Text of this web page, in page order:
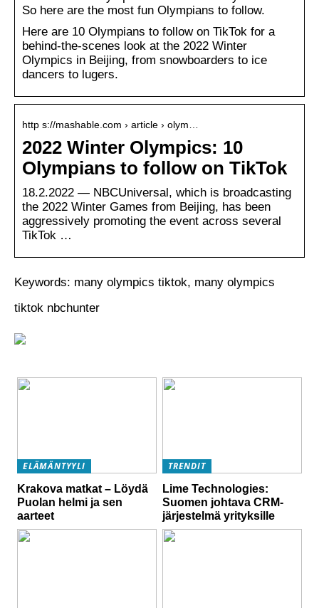
So here are the most fun Olympians to follow.
Here are 10 Olympians to follow on TikTok for a
behind-the-scenes look at the 2022 Winter
Olympics in Beijing, from snowboarders to ice
dancers to lugers.
http s://mashable.com › article › olym…
2022 Winter Olympics: 10
Olympians to follow on TikTok
18.2.2022 — NBCUniversal, which is broadcasting
the 2022 Winter Games from Beijing, has been
aggressively promoting the event across several
TikTok …
Keywords: many olympics tiktok, many olympics
tiktok nbchunter
ELÄMÄNTYYLI
Krakova matkat – Löydä
Puolan helmi ja sen
aarteet
TRENDIT
Lime Technologies:
Suomen johtava CRM-
järjestelmä yrityksille